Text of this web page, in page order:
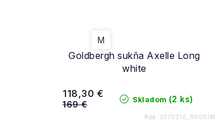
Goldbergh sukňa Axelle Long
white
M
Skladom (2 ks)
118,30 €
169 €
Kód: 2370210_8000/M